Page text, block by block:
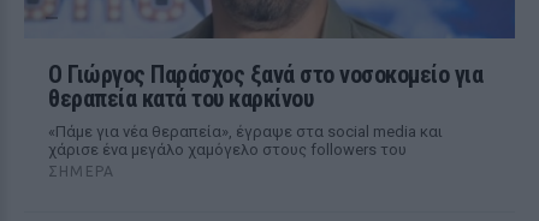
O Γιώργος Παράσχος ξανά στο νοσοκομείο για
θεραπεία κατά του καρκίνου
«Πάμε για νέα θεραπεία», έγραψε στα social media και
χάρισε ένα μεγάλο χαμόγελο στους followers του
ΣΉΜΕΡΑ